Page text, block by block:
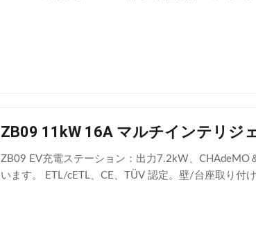
ZB09 11kW 16A マルチインテリジ
ZB09 EV充電ステーション：出力7.2kW、CHAdeMO
います。 ETL/cETL、CE、TÜV 認定。壁/台座取り付け